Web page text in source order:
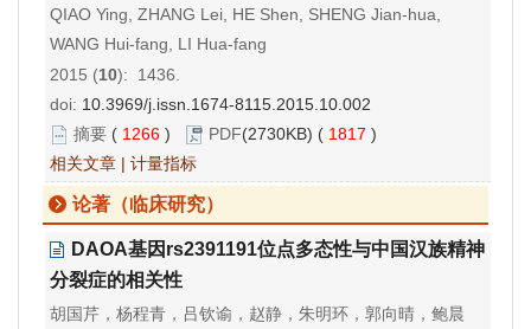
QIAO Ying, ZHANG Lei, HE Shen, SHENG Jian-hua,
WANG Hui-fang, LI Hua-fang
2015 (10): 1436.
doi: 10.3969/j.issn.1674-8115.2015.10.002
摘要 ( 1266 ) PDF(2730KB) ( 1817 )
相关文章 | 计量指标
论著（临床研究）
DAOA基因rs2391191位点多态性与中国汉族精神
分裂症的相关性
胡国芹，杨程青，吕钦谕，赵静，朱明环，郭向晴，鲍晨